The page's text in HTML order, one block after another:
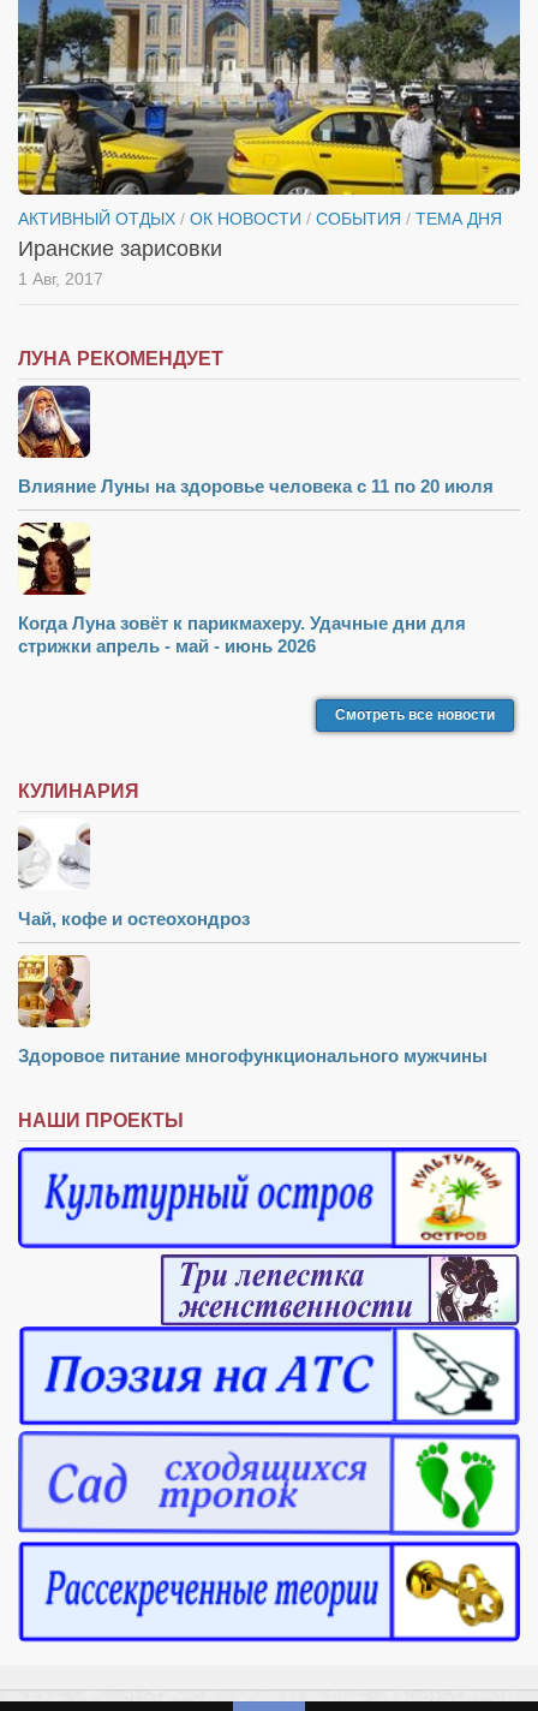
АКТИВНЫЙ ОТДЫХ / ОК НОВОСТИ / СОБЫТИЯ / ТЕМА ДНЯ
Иранские зарисовки
1 Авг, 2017
ЛУНА РЕКОМЕНДУЕТ
Влияние Луны на здоровье человека с 11 по 20 июля
Когда Луна зовёт к парикмахеру. Удачные дни для
стрижки апрель - май - июнь 2026
Смотреть все новости
КУЛИНАРИЯ
Чай, кофе и остеохондроз
Здоровое питание многофункционального мужчины
НАШИ ПРОЕКТЫ